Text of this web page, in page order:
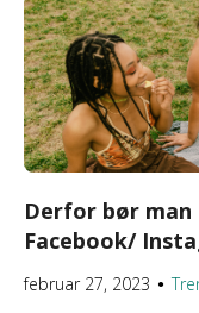
Derfor bør
Facebook/
februar 27, 2023 ●